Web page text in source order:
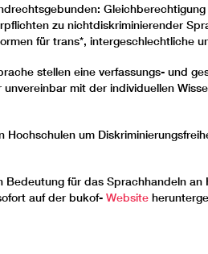
zu nichtdiskriminierender
für trans*, intergeschlechtliche
stellen eine verfassungs- und
mit der individuellen
um
für das Sprachhandeln
auf der bukof- Website